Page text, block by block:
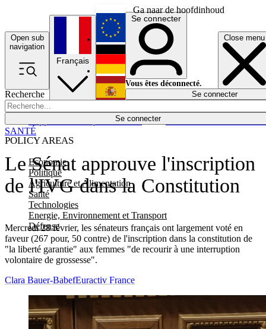
Ga naar de hoofdinhoud
Open sub
navigation
Close menu
Recherche
Se connecter
POLICY AREAS
Economie
Politique
Agriculture et Alimentation
Santé
Technologies
Energie, Environnement et Transport
Défense
Économie
Français
English
Deutsch
Español
Se connecter
Vous êtes déconnecté.
Se connecter
Le Sénat approuve l'inscription
de l'IVG dans la Constitution
Mercredi 28 février, les sénateurs français ont largement voté en
faveur (267 pour, 50 contre) de l'inscription dans la constitution de
"la liberté garantie" aux femmes "de recourir à une interruption
volontaire de grossesse".
SANTÉ
Clara Bauer-BabefEuractiv France